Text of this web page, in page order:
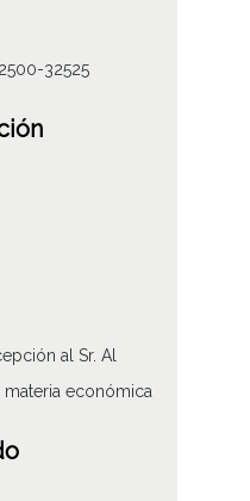
32525
al Sr. Al
materia económica